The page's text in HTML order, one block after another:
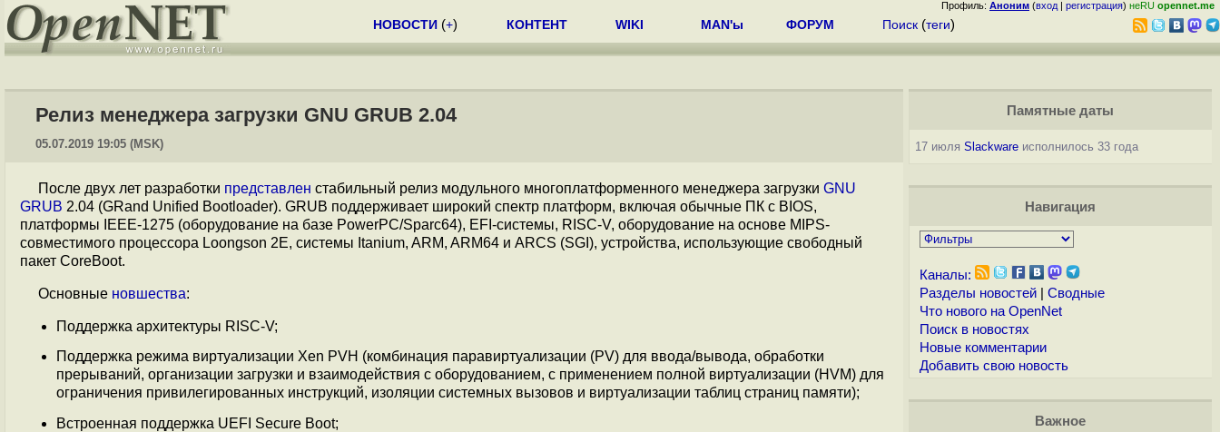
Профиль: Аноним (вход | регистрация) неRU opennet.me
НОВОСТИ (+) КОНТЕНТ WIKI MAN'ы ФОРУМ Поиск (теги)
Релиз менеджера загрузки GNU GRUB 2.04
05.07.2019 19:05 (MSK)
После двух лет разработки представлен стабильный релиз модульного многоплатформенного менеджера загрузки GNU
GRUB 2.04 (GRand Unified Bootloader). GRUB поддерживает широкий спектр платформ, включая обычные ПК с BIOS,
платформы IEEE-1275 (оборудование на базе PowerPC/Sparc64), EFI-системы, RISC-V, оборудование на основе MIPS-
совместимого процессора Loongson 2E, системы Itanium, ARM, ARM64 и ARCS (SGI), устройства, использующие свободный
пакет CoreBoot.
Основные новшества:
Поддержка архитектуры RISC-V;
Поддержка режима виртуализации Xen PVH (комбинация паравиртуализации (PV) для ввода/вывода, обработки
прерываний, организации загрузки и взаимодействия с оборудованием, с применением полной виртуализации (HVM) для
ограничения привилегированных инструкций, изоляции системных вызовов и виртуализации таблиц страниц памяти);
Встроенная поддержка UEFI Secure Boot;
Памятные даты
17 июля Slackwareисполнилось 33 года
Навигация
Каналы:
Разделы новостей| Сводные
Что нового на OpenNet
Поиск в новостях
Новые комментарии
Добавить свою новость
Важное